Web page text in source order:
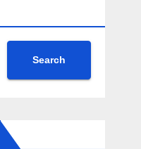
Search